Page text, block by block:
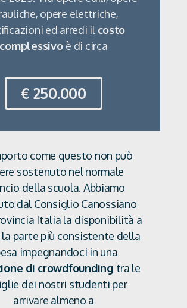
opere elettriche,
ed arredi il costo
complessivo è di circa
€ 250.000
come questo non può
sostenuto nel normale
della scuola. Abbiamo
dal Consiglio Canossiano
Italia la disponibilità a
la parte più consistente della
impegnandoci in una
di crowdfounding tra le
dei nostri studenti per
arrivare almeno a